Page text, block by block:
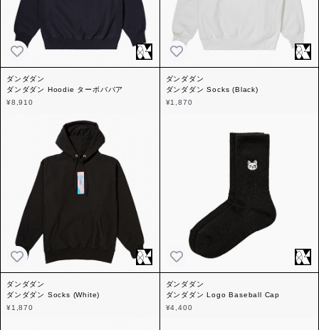
ダンダダン
ダンダダン Hoodie ターボババア
¥8,910
ダンダダン
ダンダダン Socks (Black)
¥1,870
ダンダダン
ダンダダン Socks (White)
¥1,870
ダンダダン
ダンダダン Logo Baseball Cap
¥4,400